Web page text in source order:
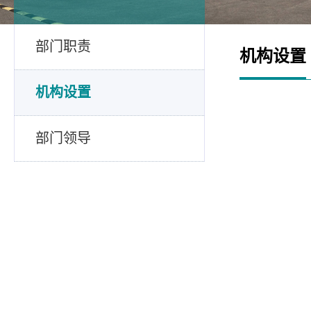
部门职责
机构设置
部门领导
机构设置